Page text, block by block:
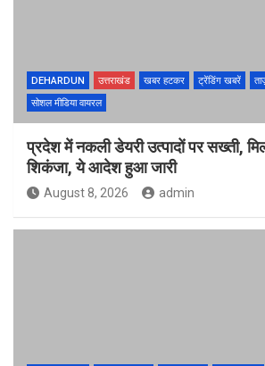
DEHARDUN उत्तराखंड खबर हटकर ट्रेंडिंग खबरें
सोशल मीडिया वायरल
प्रदेश में नकली डेयरी उत्पादों पर सख्ती,
शिकंजा, ये आदेश हुआ जारी
August 8, 2026 admin